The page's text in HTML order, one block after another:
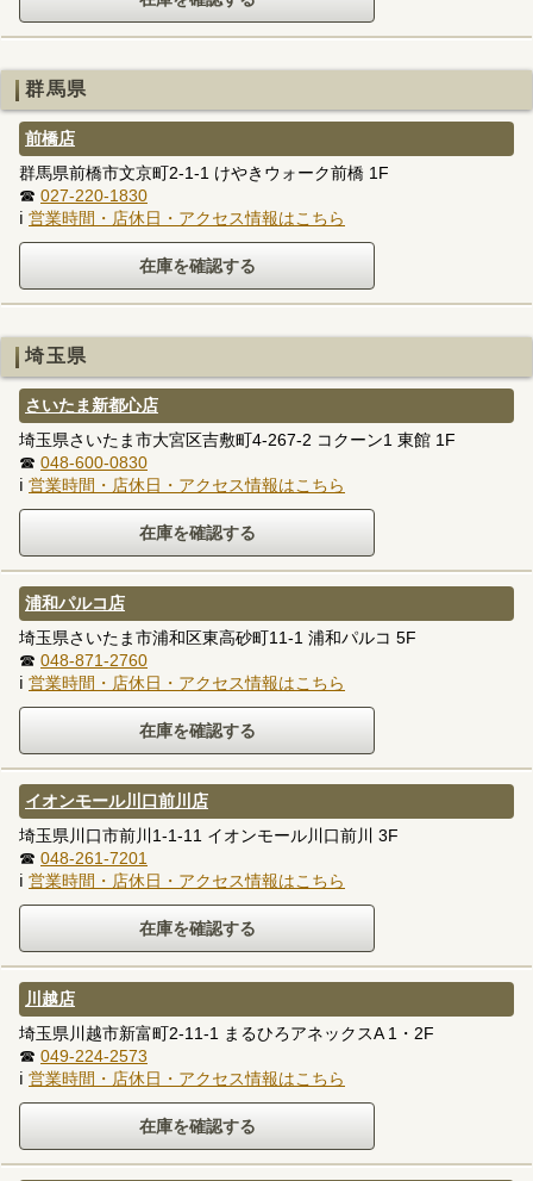
群馬県
前橋店
群馬県前橋市文京町2-1-1 けやきウォーク前橋 1F
☎ 027-220-1830
ℹ 営業時間・店休日・アクセス情報はこちら
埼玉県
さいたま新都心店
埼玉県さいたま市大宮区吉敷町4-267-2 コクーン1 東館 1F
☎ 048-600-0830
ℹ 営業時間・店休日・アクセス情報はこちら
浦和パルコ店
埼玉県さいたま市浦和区東高砂町11-1 浦和パルコ 5F
☎ 048-871-2760
ℹ 営業時間・店休日・アクセス情報はこちら
イオンモール川口前川店
埼玉県川口市前川1-1-11 イオンモール川口前川 3F
☎ 048-261-7201
ℹ 営業時間・店休日・アクセス情報はこちら
川越店
埼玉県川越市新富町2-11-1 まるひろアネックスA 1・2F
☎ 049-224-2573
ℹ 営業時間・店休日・アクセス情報はこちら